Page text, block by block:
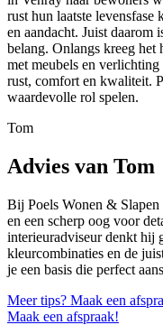
rust hun laatste
en aandacht. Juist daarom
belang. Onlangs kreeg het
met meubels en
rust, comfort en kwaliteit.
waardevolle rol spelen.
Tom
Advies van Tom
Bij Poels Wonen &
en een scherp oog voor
interieuradviseur denkt hij
kleurcombinaties en de
je een basis die perfect
Meer tips? Maak een
Maak een afspraak!